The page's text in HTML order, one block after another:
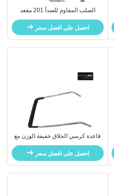
الصلب المقاوم للصدأ 201 مقعد
الحلاق مقاعد الذراع اللون الرقيق
المصفوف بالكهرباء
احصل على افضل سعر
قاعدة كرسي الحلاق خفيفة الوزن مع
أوزان الدواسة 2.5 كجم / مجموعة لون
مشرق
احصل على افضل سعر